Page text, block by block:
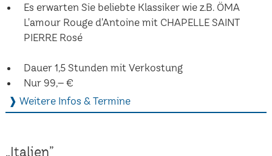
Es erwarten Sie beliebte Klassiker wie z.B. ÖMA
L'amour Rouge d'Antoine mit CHAPELLE SAINT
PIERRE Rosé
Dauer 1,5 Stunden mit Verkostung
Nur 99,– €
❱ Weitere Infos & Termine
„Italien”